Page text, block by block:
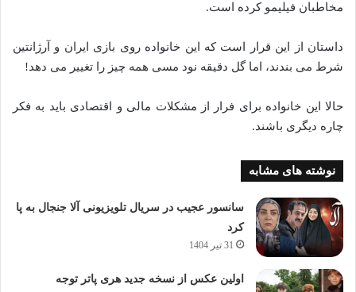
مخاطبان فیلیمو کرده است.
داستان از این قرار است که این خانواده روی بازی ایران و آرژانتین
شرط می بندند، اما گل دقیقه نود مسی همه چیز را تغییر می دهد!
حالا این خانواده برای فرار از مشکلات مالی و اقتصادی باید به فکر
چاره دیگری باشند.
نوشته های مشابه
سانسور عجیب در سریال تلویزیونی آلا جنجال به پا
کرد
31 تیر 1404
اولین عکس از نسخه جدید هری پاتر توجه